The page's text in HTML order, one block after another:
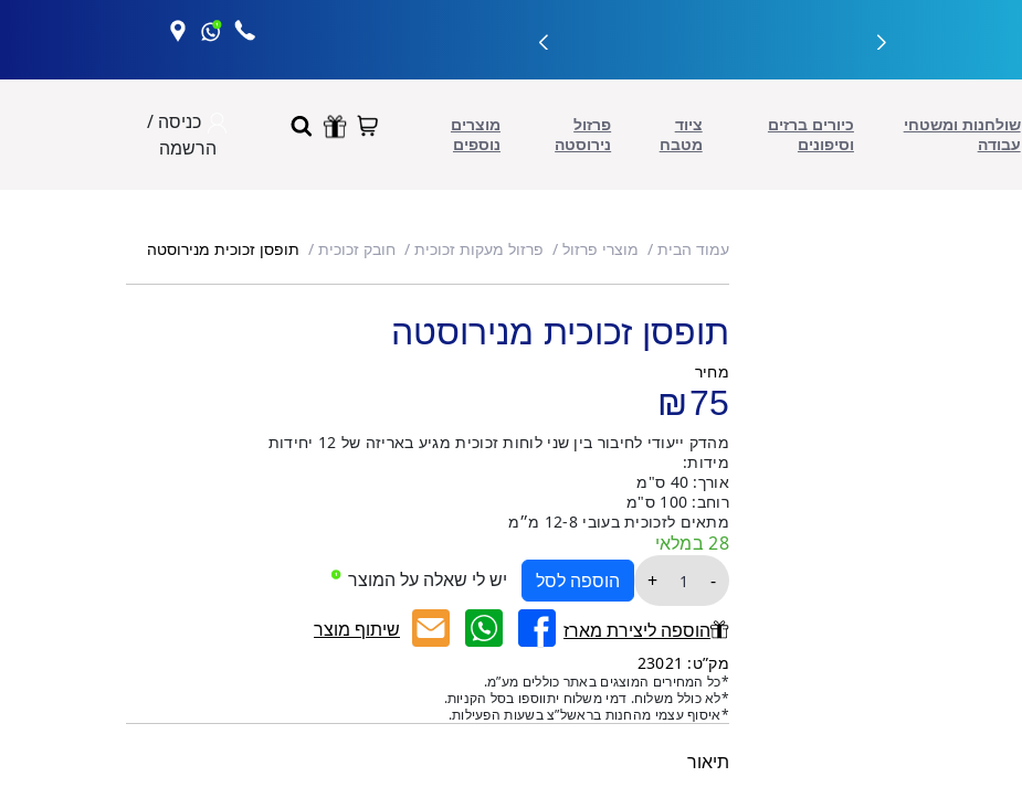
שולחנות ומשטחי
עבודה
כיורים ברזים
וסיפונים
ציוד
מטבח
פרזול
נירוסטה
מוצרים
נוספים
כניסה /
הרשמה
עמוד הבית מוצרי פרזול פרזול מעקות זכוכית חובק זכוכית תופסן זכוכית מנירוסטה
תופסן זכוכית מנירוסטה
מחיר
₪75
מהדק ייעודי לחיבור בין שני לוחות זכוכית מגיע באריזה של 12 יחידות
מידות:
אורך: 40 ס"מ
רוחב: 100 ס"מ
מתאים לזכוכית בעובי 12-8 מ״מ
28 במלאי
-
כמות
תופסן
זכוכית
מנירוסטה
+ הוספה לסל יש לי שאלה על המוצר
הוספה ליצירת מארז שיתוף מוצר
מק”ט: 23021
*כל המחירים המוצגים באתר כוללים מע”מ.
*לא כולל משלוח. דמי משלוח יתווספו בסל הקניות.
*איסוף עצמי מהחנות בראשל”צ בשעות הפעילות.
תיאור